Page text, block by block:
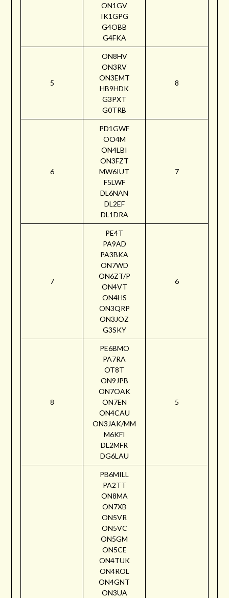
ON1GV
IK1GPG
G4OBB
G4FKA
5
ON8HV
ON3RV
ON3EMT
HB9HDK
G3PXT
G0TRB
8
6
PD1GWF
OO4M
ON4LBI
ON3FZT
MW6IUT
F5LWF
DL6NAN
DL2EF
DL1DRA
7
7
PE4T
PA9AD
PA3BKA
ON7WD
ON6ZT/P
ON4VT
ON4HS
ON3QRP
ON3JOZ
G3SKY
6
8
PE6BMO
PA7RA
OT8T
ON9JPB
ON7OAK
ON7EN
ON4CAU
ON3JAK/MM
M6KFI
DL2MFR
DG6LAU
5
PB6MILL
PA2TT
ON8MA
ON7XB
ON5VR
ON5VC
ON5GM
ON5CE
ON4TUK
ON4ROL
ON4GNT
ON3UA